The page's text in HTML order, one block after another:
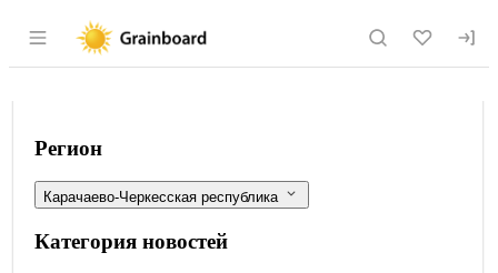
Раздел навигации по сайту
В Карачаево-Черкесии
Фильтры
Регион
Карачаево-Черкесская республика
Категория новостей